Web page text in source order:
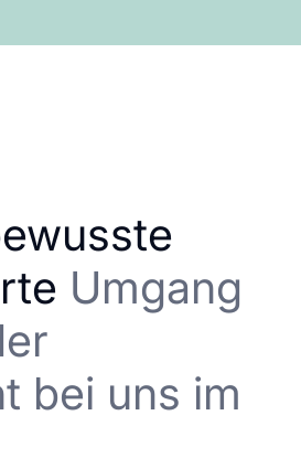
Umgang
bei uns im